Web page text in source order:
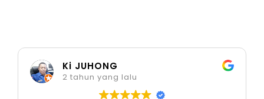
Armada terawat dan rutin diservis
Sopir profesional dan berpengalaman
Paket sewa fleksibel (harian, mingguan,
Ki JUHONG
2 tahun yang lalu